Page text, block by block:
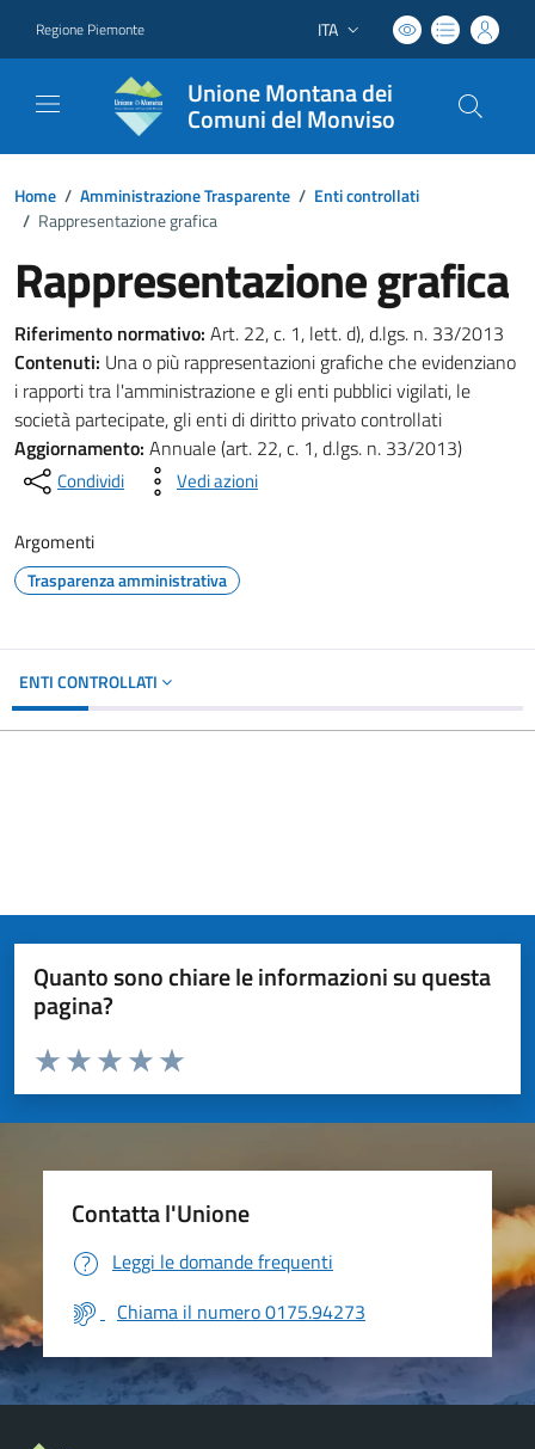
Regione Piemonte Lingua attiva:
ITA
Unione Montana dei
Comuni del Monviso
Home / Amministrazione Trasparente / Enti controllati
/ Rappresentazione grafica
Rappresentazione grafica
Riferimento normativo: Art. 22, c. 1, lett. d), d.lgs. n. 33/2013
Contenuti: Una o più rappresentazioni grafiche che evidenziano
i rapporti tra l'amministrazione e gli enti pubblici vigilati, le
società partecipate, gli enti di diritto privato controllati
Aggiornamento: Annuale (art. 22, c. 1, d.lgs. n. 33/2013)
Condividi Vedi azioni
Argomenti
Trasparenza amministrativa
ENTI CONTROLLATI
Quanto sono chiare le informazioni su questa
pagina?
Valuta da 1 a 5 stelle la pagina
Valuta 5 stelle su 5
Valuta 4 stelle su 5
Valuta 3 stelle su 5
Valuta 2 stelle su 5
Valuta 1 stelle su 5
Contatta l'Unione
Leggi le domande frequenti
Chiama il numero 0175.94273